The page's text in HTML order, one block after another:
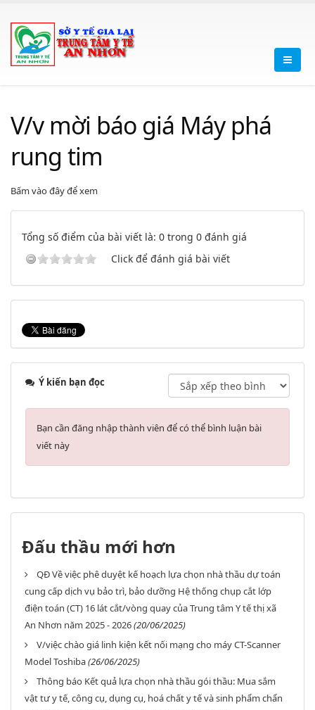
V/v mời báo giá Máy phá
rung tim
Bấm vào đây để xem
Tổng số điểm của bài viết là: 0 trong 0 đánh giá
Click để đánh giá bài viết
Ý kiến bạn đọc
Bạn cần đăng nhập thành viên để có thể bình luận bài
viết này
Đấu thầu mới hơn
QĐ Về việc phê duyệt kế hoạch lựa chọn nhà thầu dự toán
cung cấp dịch vụ bảo trì, bảo dưỡng Hệ thống chụp cắt lớp
điện toán (CT) 16 lát cắt/vòng quay của Trung tâm Y tế thị xã
An Nhơn năm 2025 - 2026(20/06/2025)
V/việc chào giá linh kiện kết nối mạng cho máy CT-Scanner
Model Toshiba(26/06/2025)
Thông báo Kết quả lựa chọn nhà thầu gói thầu: Mua sắm
vật tư y tế, công cụ, dụng cụ, hoá chất y tế và sinh phẩm chẩn